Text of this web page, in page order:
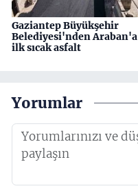
Gaziantep Büyükşehir
Belediyesi'nden Araban'a
ilk sıcak asfalt
Yorumlar